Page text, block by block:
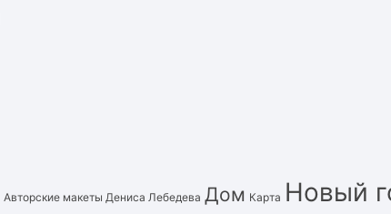
Авторские макеты Дениса Лебедева Дом Карта Новый